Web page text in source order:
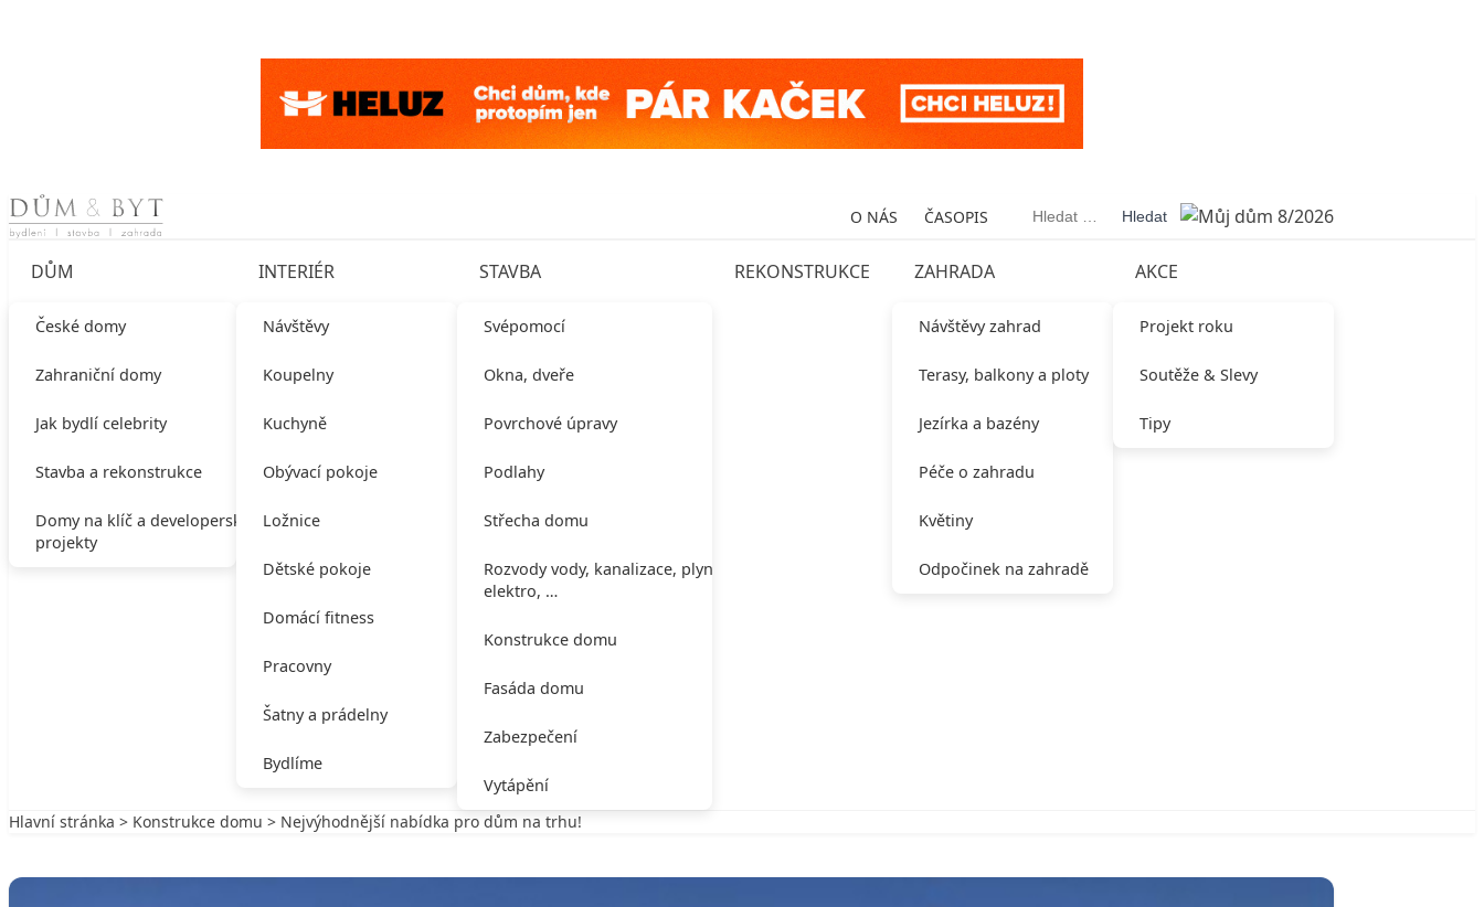
Skip to content O NÁS ČASOPIS Vyhledávání
DŮM
České domy
Zahraniční domy
Jak bydlí celebrity
Stavba a rekonstrukce
Domy na klíč a developerské
projekty
INTERIÉR
Návštěvy
Koupelny
Kuchyně
Obývací pokoje
Ložnice
Dětské pokoje
Domácí fitness
Pracovny
Šatny a prádelny
Bydlíme
STAVBA
Svépomocí
Okna, dveře
Povrchové úpravy
Podlahy
Střecha domu
Rozvody vody, kanalizace, plynu,
elektro, …
Konstrukce domu
Fasáda domu
Zabezpečení
Vytápění
REKONSTRUKCE ZAHRADA
Návštěvy zahrad
Terasy, balkony a ploty
Jezírka a bazény
Péče o zahradu
Květiny
Odpočinek na zahradě
AKCE
Projekt roku
Soutěže & Slevy
Tipy
Hlavní stránka > Konstrukce domu > Nejvýhodnější nabídka pro dům na trhu!